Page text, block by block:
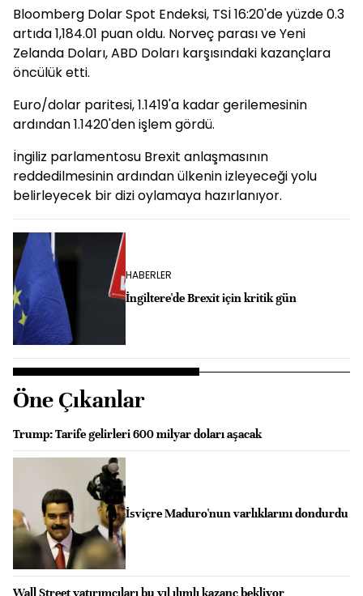
Bloomberg Dolar Spot Endeksi, TSİ 16:20'de yüzde 0.3
artıda 1,184.01 puan oldu. Norveç parası ve Yeni
Zelanda Doları, ABD Doları karşısındaki kazançlara
öncülük etti.
Euro/dolar paritesi, 1.1419'a kadar gerilemesinin
ardından 1.1420'den işlem gördü.
İngiliz parlamentosu Brexit anlaşmasının
reddedilmesinin ardından ülkenin izleyeceği yolu
belirleyecek bir dizi oylamaya hazırlanıyor.
HABERLER
İngiltere'de Brexit için kritik gün
Öne Çıkanlar
Trump: Tarife gelirleri 600 milyar doları aşacak
İsviçre Maduro'nun varlıklarını dondurdu
Wall Street yatırımcıları bu yıl ılımlı kazanç bekliyor